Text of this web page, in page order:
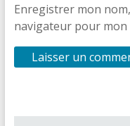
Enregistrer mon
navigateur pour